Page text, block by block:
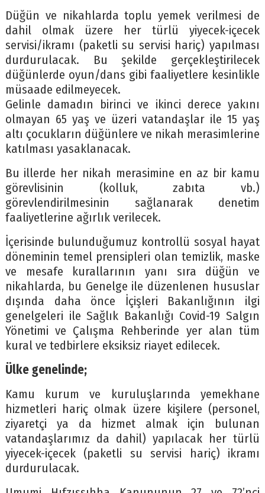
Düğün ve nikahlarda toplu yemek verilmesi de
dahil olmak üzere her türlü yiyecek-içecek
servisi/ikramı (paketli su servisi hariç) yapılması
durdurulacak. Bu şekilde gerçekleştirilecek
düğünlerde oyun/dans gibi faaliyetlere kesinlikle
müsaade edilmeyecek.
Gelinle damadın birinci ve ikinci derece yakını
olmayan 65 yaş ve üzeri vatandaşlar ile 15 yaş
altı çocukların düğünlere ve nikah merasimlerine
katılması yasaklanacak.
Bu illerde her nikah merasimine en az bir kamu
görevlisinin (kolluk, zabıta vb.)
görevlendirilmesinin sağlanarak denetim
faaliyetlerine ağırlık verilecek.
İçerisinde bulunduğumuz kontrollü sosyal hayat
döneminin temel prensipleri olan temizlik, maske
ve mesafe kurallarının yanı sıra düğün ve
nikahlarda, bu Genelge ile düzenlenen hususlar
dışında daha önce İçişleri Bakanlığının ilgi
genelgeleri ile Sağlık Bakanlığı Covid-19 Salgın
Yönetimi ve Çalışma Rehberinde yer alan tüm
kural ve tedbirlere eksiksiz riayet edilecek.
Ülke genelinde;
Kamu kurum ve kuruluşlarında yemekhane
hizmetleri hariç olmak üzere kişilere (personel,
ziyaretçi ya da hizmet almak için bulunan
vatandaşlarımız da dahil) yapılacak her türlü
yiyecek-içecek (paketli su servisi hariç) ikramı
durdurulacak.